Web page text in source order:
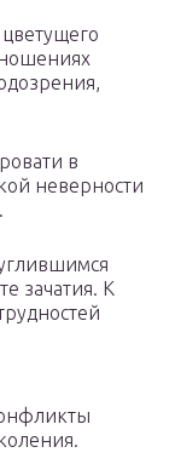
в
неверности
зачатия. К